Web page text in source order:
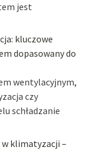
jest
kluczowe
dopasowany do
wentylacyjnym,
czy
schładzanie
w klimatyzacji –